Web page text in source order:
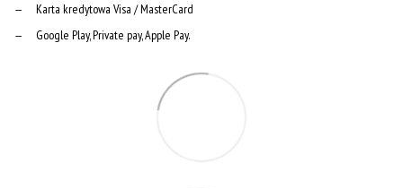
Karta kredytowa Visa / MasterCard
Google Play, Private pay, Apple Pay.